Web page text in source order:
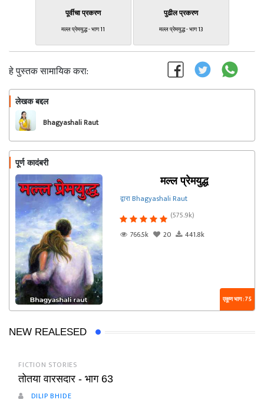
पूर्वीचा प्रकरण
मल्ल प्रेमयुद्ध - भाग 11
पुढील प्रकरण
मल्ल प्रेमयुद्ध - भाग 13
हे पुस्तक सामायिक करा:
लेखक बद्दल
Bhagyashali Raut
पूर्ण कादंबरी
मल्ल प्रेमयुद्ध
द्वारा Bhagyashali Raut
(575.9k)
766.5k
20 441.8k
एकूण भाग : 75
NEW REALESED
FICTION STORIES
तोतया वारसदार - भाग 63
DILIP BHIDE